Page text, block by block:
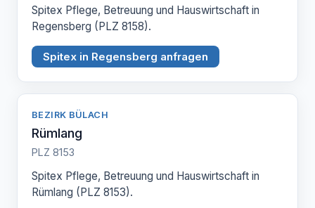
Spitex Pflege, Betreuung und Hauswirtschaft in
Regensberg (PLZ 8158).
Spitex in Regensberg anfragen
BEZIRK BÜLACH
Rümlang
PLZ 8153
Spitex Pflege, Betreuung und Hauswirtschaft in
Rümlang (PLZ 8153).